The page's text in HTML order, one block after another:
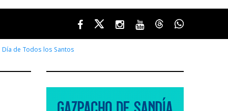
FacebookTwitterInstagramYoutubeThreadsWhatsApp
Día de Todos los Santos